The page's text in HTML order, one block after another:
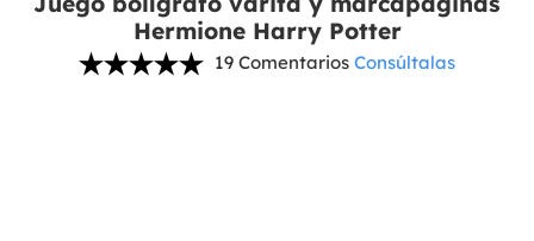
Hermione Harry Potter
19 Comentarios Consúltalas